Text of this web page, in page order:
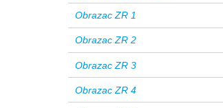
Obrazac ZR 1
Obrazac ZR 2
Obrazac ZR 3
Obrazac ZR 4